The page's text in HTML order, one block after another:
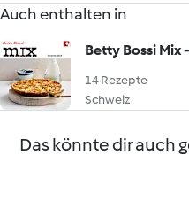
Auch enthalten in
Betty Bossi Mix
14 Rezepte
Schweiz
Das könnte dir auch